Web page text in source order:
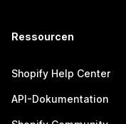
Ressourcen
Shopify Help Center
API-Dokumentation